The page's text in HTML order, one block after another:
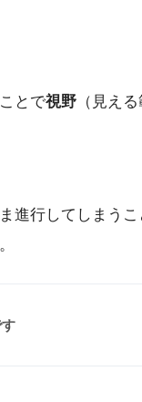
とで視野 （見え
進行してしまう